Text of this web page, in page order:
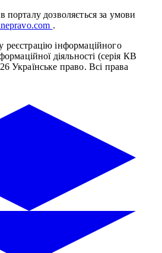
порталу дозволяється за умови
.
інформаційного
діяльності (серія КВ
Українське право. Всі права